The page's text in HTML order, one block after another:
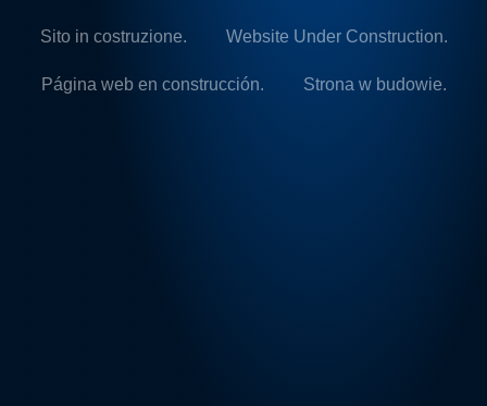
Sito in costruzione. Website Under Construction.
Página web en construcción. Strona w budowie.